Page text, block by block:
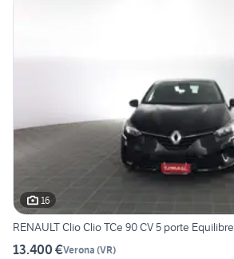
16
RENAULT Clio Clio TCe 90 CV 5 porte Equilibre
13.400 €Verona (VR)